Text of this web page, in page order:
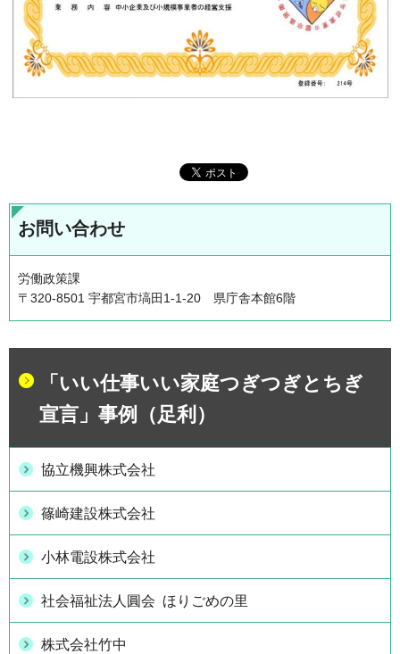
お問い合わせ
労働政策課
〒320-8501 宇都宮市塙田1-1-20 県庁舎本館6階
「いい仕事いい家庭つぎつぎとちぎ
宣言」事例（足利）
協立機興株式会社
篠崎建設株式会社
小林電設株式会社
社会福祉法人圓会 ほりごめの里
株式会社竹中